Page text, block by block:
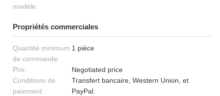
modèle:
Propriétés commerciales
Quantité minimum
de commande:
1 pièce
Prix:
Negotiated price
Conditions de
paiement:
Transfert bancaire, Western Union, et
PayPal.